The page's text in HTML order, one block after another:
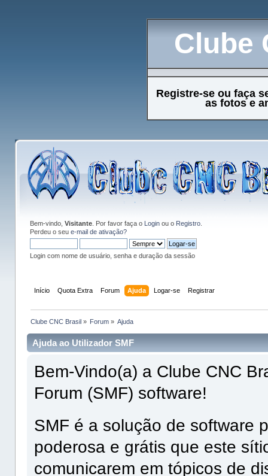
Clube
Registre-se ou faça
as fotos e
Bem-vindo, Visitante. Por favor faça o Loginou o Registro.
Perdeu o seu e-mail de ativação?
Login com nome de usuário, senha e duração da sessão
Início Quota Extra Forum Ajuda Logar-se Registrar
Clube CNC Brasil» Forum » Ajuda
Ajuda ao Utilizador SMF
Bem-Vindo(a) a Clube CNC
Forum (SMF) software!
SMF é a solução de software
poderosa e grátis que este
comunicarem em tópicos de